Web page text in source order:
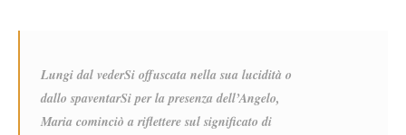
Lungi dal vederSi offuscata nella sua lucidità o
dallo spaventarSi per la presenza dell’Angelo,
Maria cominciò a riflettere sul significato di